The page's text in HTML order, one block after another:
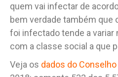
quem vai infectar de
bem verdade também que
foi infectado tende a variar
com a classe social a que
Veja os dados do